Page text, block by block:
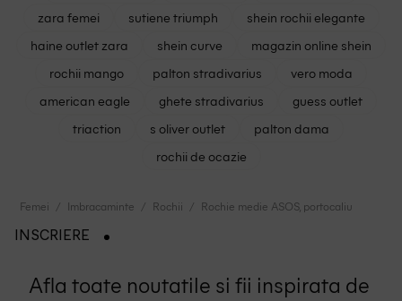
zara femei
sutiene triumph
shein rochii elegante
haine outlet zara
shein curve
magazin online shein
rochii mango
palton stradivarius
vero moda
american eagle
ghete stradivarius
guess outlet
triaction
s oliver outlet
palton dama
rochii de ocazie
Femei Imbracaminte Rochii Rochie medie ASOS, portocaliu
INSCRIERE
Afla toate noutatile si fii inspirata de